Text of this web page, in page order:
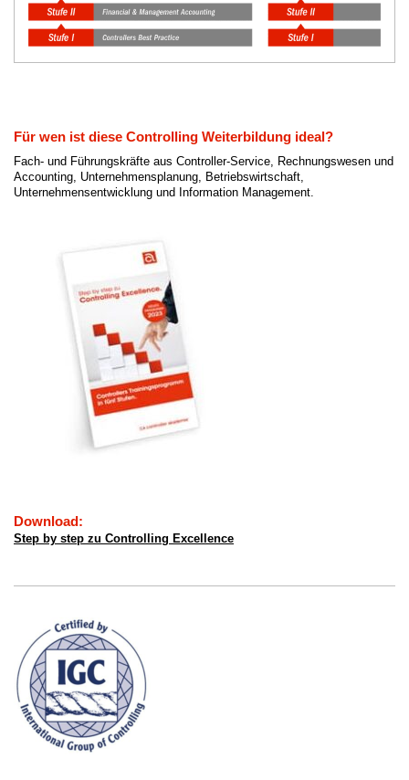
Für wen ist diese Controlling Weiterbildung ideal?
Fach- und Führungskräfte aus Controller-Service, Rechnungswesen und
Accounting, Unternehmensplanung, Betriebswirtschaft,
Unternehmensentwicklung und Information Management.
Download:
Step by step zu Controlling Excellence